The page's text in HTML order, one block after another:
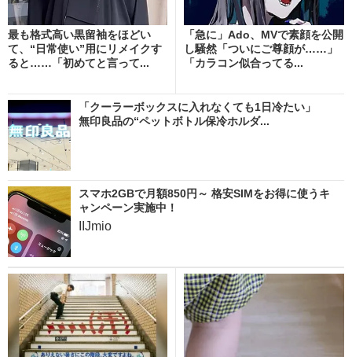
最も格式高い黒留袖をほどい
て、“日常使い”用にリメイクす
ると……「初めてと言って...
「急に」Ado、MVで素顔を公開
し騒然「ついにご尊顔が……」
「カラコン似合ってる...
「クーラーボックスに入れなくても1日冷たい」
無印良品の“ペットボトル保冷ホルダ...
スマホ2GBで月額850円～ 格安SIMをお得に使うキ
ャンペーン実施中！
IIJmio